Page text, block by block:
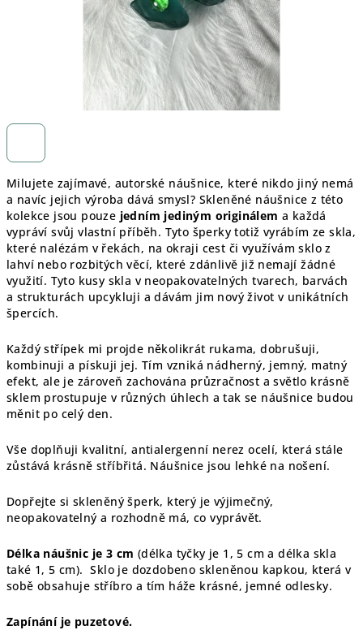
Milujete zajímavé, autorské náušnice, které nikdo jiný nemá
a navíc jejich výroba dává smysl? Skleněné náušnice z této
kolekce jsou pouze jedním jediným originálem a každá
vypráví svůj vlastní příběh. Tyto šperky totiž vyrábím ze skla,
které nalézám v řekách, na okraji cest či využívám sklo z
lahví nebo rozbitých věcí, které zdánlivě již nemají žádné
využití. Tyto kusy skla v neopakovatelných tvarech, barvách
a strukturách upcykluji a dávám jim nový život v unikátních
špercích.
Každý střípek mi projde několikrát rukama, dobrušuji,
kombinuji a pískuji jej. Tím vzniká nádherný, jemný, matný
efekt, ale je zároveň zachována průzračnost a světlo krásně
sklem prostupuje v různých úhlech a tak se náušnice budou
měnit po celý den.
Vše doplňuji kvalitní, antialergenní nerez ocelí, která stále
zůstává krásně stříbřitá. Náušnice jsou lehké na nošení.
Dopřejte si skleněný šperk, který je výjimečný,
neopakovatelný a rozhodně má, co vyprávět.
Délka náušnic je 3 cm (délka tyčky je 1, 5 cm a délka skla
také 1, 5 cm). Sklo je dozdobeno skleněnou kapkou, která v
sobě obsahuje stříbro a tím háže krásné, jemné odlesky.
Zapínání je puzetové.